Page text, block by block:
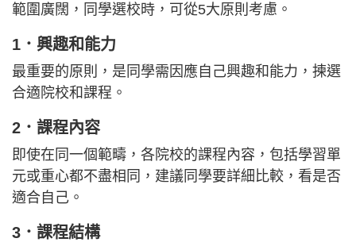
範圍廣闊，同學選校時，可從5大原則考慮。
1．興趣和能力
最重要的原則，是同學需因應自己興趣和能力，揀選
合適院校和課程。
2．課程內容
即使在同一個範疇，各院校的課程內容，包括學習單
元或重心都不盡相同，建議同學要詳細比較，看是否
適合自己。
3．課程結構